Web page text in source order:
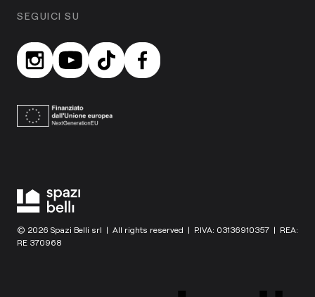
SEGUICI SU
© 2026 Spazi Belli srl | All rights reserved | P.IVA: 03136910357 | REA:
RE 370968